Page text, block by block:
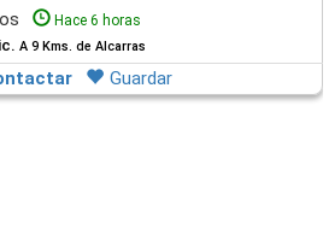
Hace 6 horas
A 9 Kms. de Alcarras
Guardar